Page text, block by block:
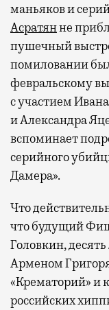
маньяков и
Асратянне
пушечный
помиловании
февральскому
с участием
и Александра
вспоминает
серийного
Дамера».
Что
что будущий
Головкин,
Арменом
«Крематорий» и
российских